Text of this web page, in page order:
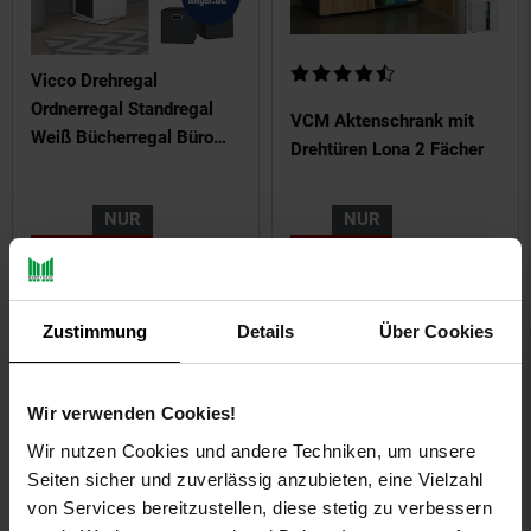
Zustimmung Details Über Cookies
Wir verwenden Cookies!
Wir nutzen Cookies und andere Techniken, um unsere
Seiten sicher und zuverlässig anzubieten, eine Vielzahl
von Services bereitzustellen, diese stetig zu verbessern
Vicco Drehregal
Ordnerregal Standregal
Weiß Bücherregal Büro
NUR
103, € Sternchen
VCM Aktenschrank mit
Drehtüren Lona 2 Fächer
Kundenbewertung: 4,58 von 5
NUR